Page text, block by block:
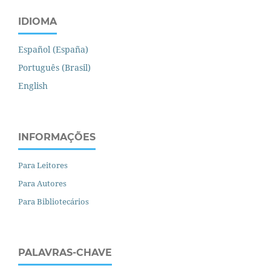
IDIOMA
Español (España)
Português (Brasil)
English
INFORMAÇÕES
Para Leitores
Para Autores
Para Bibliotecários
PALAVRAS-CHAVE